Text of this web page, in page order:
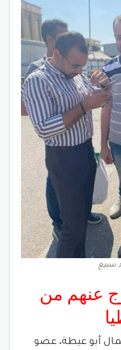
سبيع
عنهم من
أبو عيطة، عضو